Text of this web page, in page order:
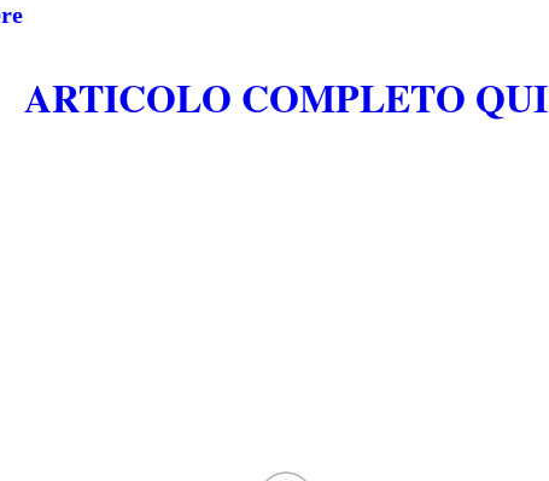
ARTICOLO COMPLETO QUI